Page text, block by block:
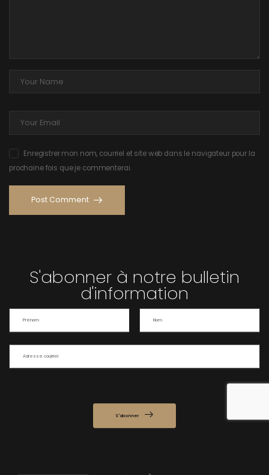
Enregistrer mon nom, courriel et site web dans le navigateur pour la
prochaine fois que je commenterai.
Post Comment
S'abonner à notre bulletin
d'information
S'abonner